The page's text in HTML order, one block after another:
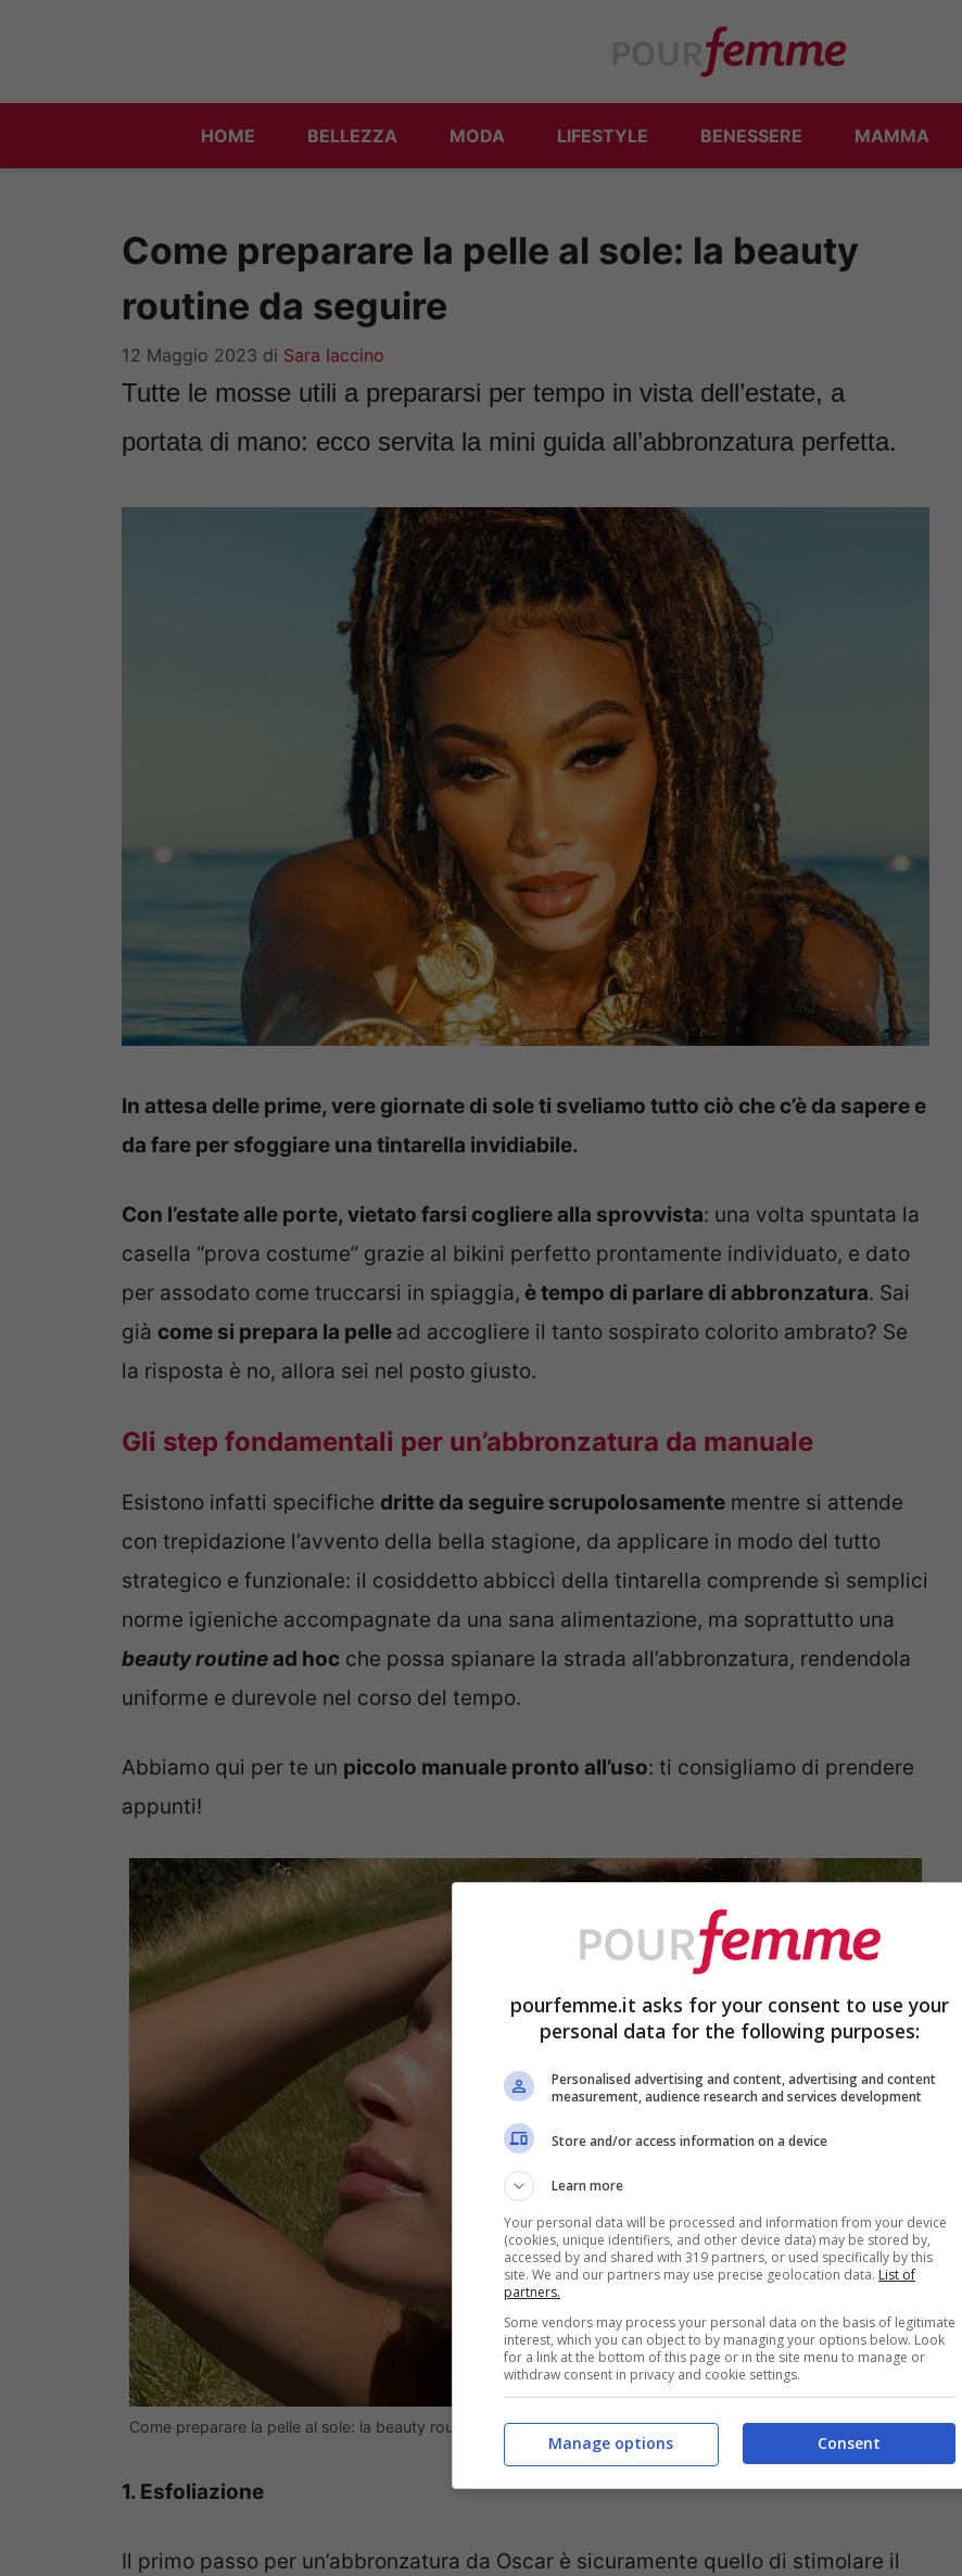
HOME BELLEZZA MODA LIFESTYLE BENESSERE MAMMA
Come preparare la pelle al sole: la beauty
routine da seguire
12 Maggio 2023 di Sara Iaccino
Tutte le mosse utili a prepararsi per tempo in vista dell’estate, a
portata di mano: ecco servita la mini guida all’abbronzatura perfetta.
In attesa delle prime, vere giornate di sole ti sveliamo tutto ciò che c’è da sapere e
da fare per sfoggiare una tintarella invidiabile.
Con l’estate alle porte, vietato farsi cogliere alla sprovvista: una volta spuntata la
casella “prova costume” grazie al bikini perfetto prontamente individuato, e dato
per assodato come truccarsi in spiaggia, è tempo di parlare di abbronzatura. Sai
già come si prepara la pelle ad accogliere il tanto sospirato colorito ambrato? Se
la risposta è no, allora sei nel posto giusto.
Gli step fondamentali per un’abbronzatura da manuale
Esistono infatti specifiche dritte da seguire scrupolosamente mentre si attende
con trepidazione l’avvento della bella stagione, da applicare in modo del tutto
strategico e funzionale: il cosiddetto abbiccì della tintarella comprende sì semplici
norme igieniche accompagnate da una sana alimentazione, ma soprattutto una
beauty routinead hoc che possa spianare la strada all’abbronzatura, rendendola
uniforme e durevole nel corso del tempo.
Abbiamo qui per te un piccolo manuale pronto all’uso: ti consigliamo di prendere
appunti!
Come preparare la pelle al sole: la beauty routine da seguire, Foto Instagram (Pourfemme.it)
1. Esfoliazione
Il primo passo per un’abbronzatura da Oscar è sicuramente quello di stimolare il
pourfemme.it asks for your consent to use your
personal data for the following purposes:
Personalised advertising and content, advertising and content
measurement, audience research and services development
Store and/or access information on a device
Learn more
Your personal data will be processed and information from your device
(cookies, unique identifiers, and other device data) may be stored by,
accessed by and shared with 319 partners, or used specifically by this
site. We and our partners may use precise geolocation data. List of
partners.
Some vendors may process your personal data on the basis of legitimate
interest, which you can object to by managing your options below. Look
for a link at the bottom of this page or in the site menu to manage or
withdraw consent in privacy and cookie settings.
Consent
Manage options